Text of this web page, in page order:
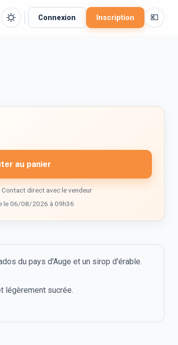
Connexion Inscription 💶
au panier
Contact direct avec le vendeur
le 06/08/2026 à 09h36
du pays d'Auge et un sirop d'érable.
légèrement sucrée.